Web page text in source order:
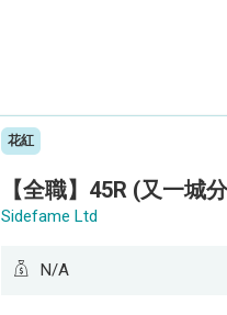
花紅
Sidefame Ltd
N/A